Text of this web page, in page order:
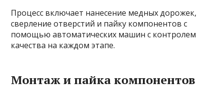
Процесс включает нанесение медных дорожек,
сверление отверстий и пайку компонентов с
помощью автоматических машин с контролем
качества на каждом этапе.
Монтаж и пайка компонентов